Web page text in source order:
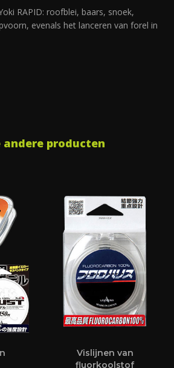
RAPID: roofblei, baars, snoek,
evenals het lanceren van forel in
andere producten
Vislijnen van
fluorkoolstof